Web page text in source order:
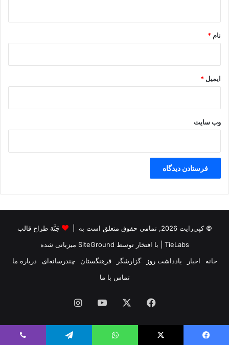
نام *
ایمیل *
وب‌ سایت
© کپی‌رایت 2026, تمامی حقوق متعلق است به |
جَنَّة طراح قالب
TieLabs | با افتخار توسط SiteGround میزبانی شده
خانه
اخبار یادداشت روز گزارشگر فرهنگستان چندرسانه‌ای
درباره ما
تماس با ما
فیس
بوک
یوتیوب